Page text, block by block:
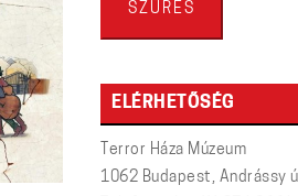
SZŰRÉS
ELÉRHETŐSÉG
Terror Háza Múzeum
1062 Budapest, Andrássy